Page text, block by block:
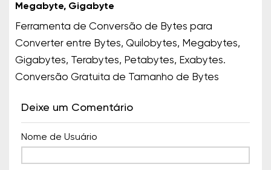
Megabyte, Gigabyte
Ferramenta de Conversão de Bytes para
Converter entre Bytes, Quilobytes, Megabytes,
Gigabytes, Terabytes, Petabytes, Exabytes.
Conversão Gratuita de Tamanho de Bytes
Deixe um Comentário
Nome de Usuário